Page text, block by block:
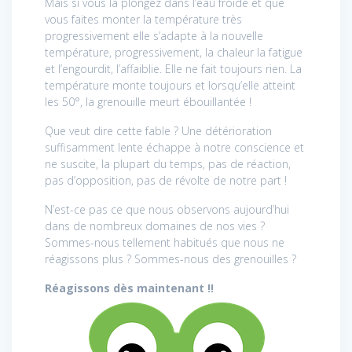
vous faites monter la température très
progressivement elle s’adapte à la nouvelle
température, progressivement, la chaleur la fatigue
et l’engourdit, l’affaiblie. Elle ne fait toujours rien. La
température monte toujours et lorsqu’elle atteint
les 50°, la grenouille meurt ébouillantée !
Que veut dire cette fable ? Une détérioration
suffisamment lente échappe à notre conscience et
ne suscite, la plupart du temps, pas de réaction,
pas d’opposition, pas de révolte de notre part !
N’est-ce pas ce que nous observons aujourd’hui
dans de nombreux domaines de nos vies ?
Sommes-nous tellement habitués que nous ne
réagissons plus ? Sommes-nous des grenouilles ?
Réagissons dès maintenant !!